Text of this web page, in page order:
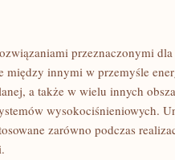
przeznaczonymi dla
między innymi w przemyśle
a także w wielu innych
wysokociśnieniowych.
zarówno podczas